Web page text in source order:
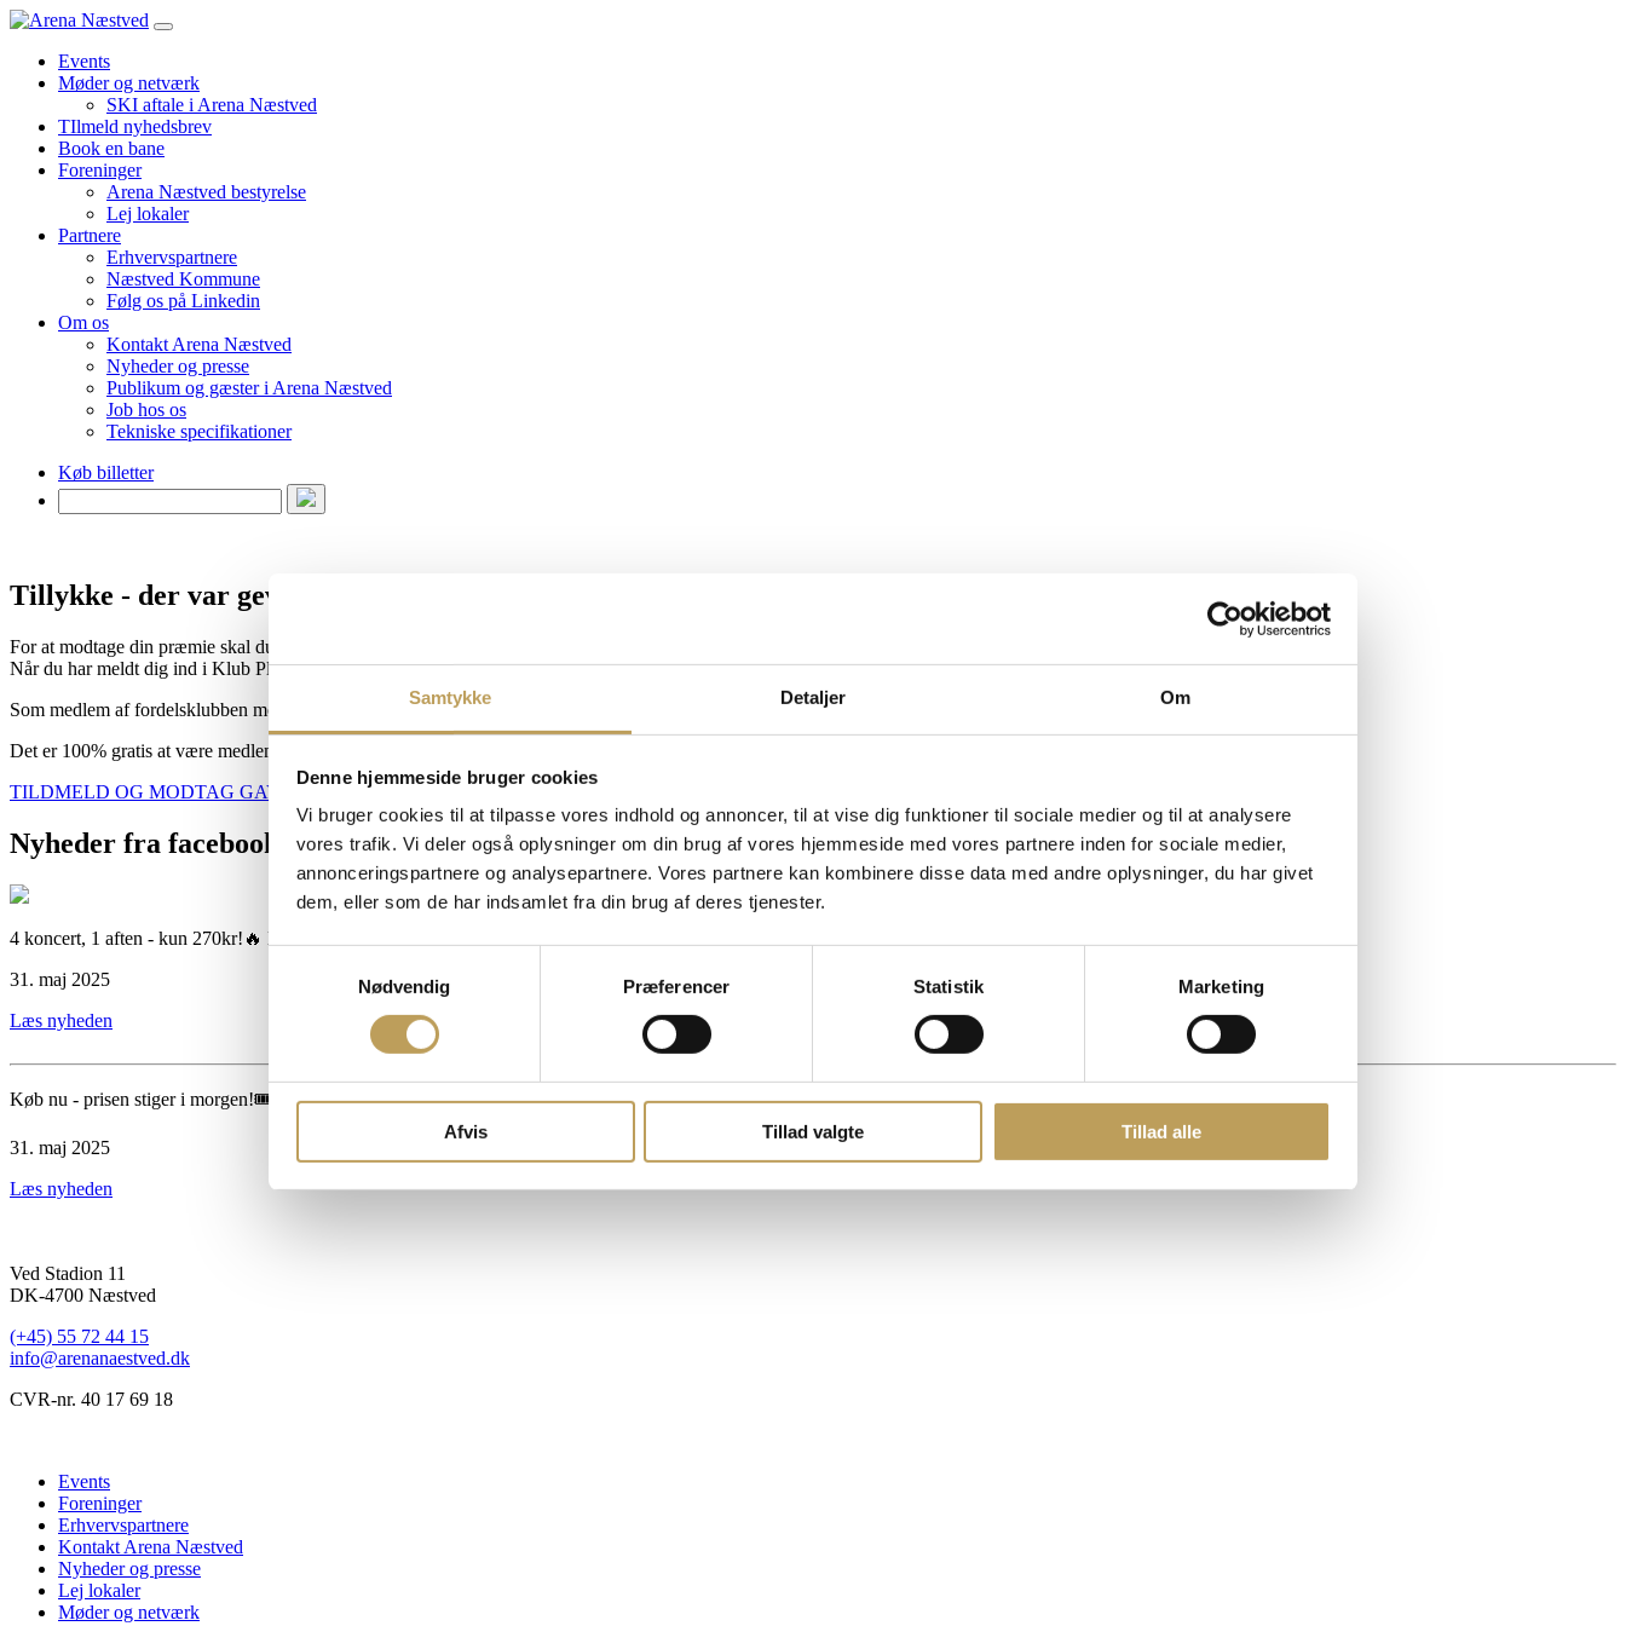
Samtykke Detaljer Om
Denne hjemmeside bruger cookies
Vi bruger cookies til at tilpasse vores indhold og annoncer, til at vise dig funktioner til sociale medier og til at analysere
vores trafik. Vi deler også oplysninger om din brug af vores hjemmeside med vores partnere inden for sociale medier,
annonceringspartnere og analysepartnere. Vores partnere kan kombinere disse data med andre oplysninger, du har givet
dem, eller som de har indsamlet fra din brug af deres tjenester.
Nødvendig
Præferencer Statistik Marketing
Afvis Tillad valgte Tillad alle
Events
Møder og netværk
SKI aftale i Arena Næstved
TIlmeld nyhedsbrev
Book en bane
Foreninger
Arena Næstved bestyrelse
Lej lokaler
Partnere
Erhvervspartnere
Næstved Kommune
Følg os på Linkedin
Om os
Kontakt Arena Næstved
Nyheder og presse
Publikum og gæster i Arena Næstved
Job hos os
Tekniske specifikationer
Køb billetter
Søg
efter:
Tillykke - der var gevinst!
For at modtage din præmie skal du blot melde dig ind i vores
Når du har meldt dig ind i Klub Play modtager du din gevinst via vores SMS-system indenfor få minutter.
Som medlem af fordelsklubben modtager du nyheder, tilbud, invitationer til særlige events og meget mere – direkte på SMS.
Det er 100% gratis at være medlem, og du kan altid melde dig ud igen.
TILDMELD OG MODTAG GAVE
Nyheder fra facebook
4 koncert, 1 aften - kun 270kr!🔥 Det er nuuuu(!) billetten skal sikres!💥 Prisen stiger i morgen, så det er sidste chance! https://arenanaestved.dk/event/arenanight/
31. maj 2025
Læs nyheden
Køb nu - prisen stiger i morgen!🎟
31. maj 2025
Læs nyheden
Ved Stadion 11
DK-4700 Næstved
(+45) 55 72 44 15
info@arenanaestved.dk
CVR-nr. 40 17 69 18
Events
Foreninger
Erhvervspartnere
Kontakt Arena Næstved
Nyheder og presse
Lej lokaler
Møder og netværk